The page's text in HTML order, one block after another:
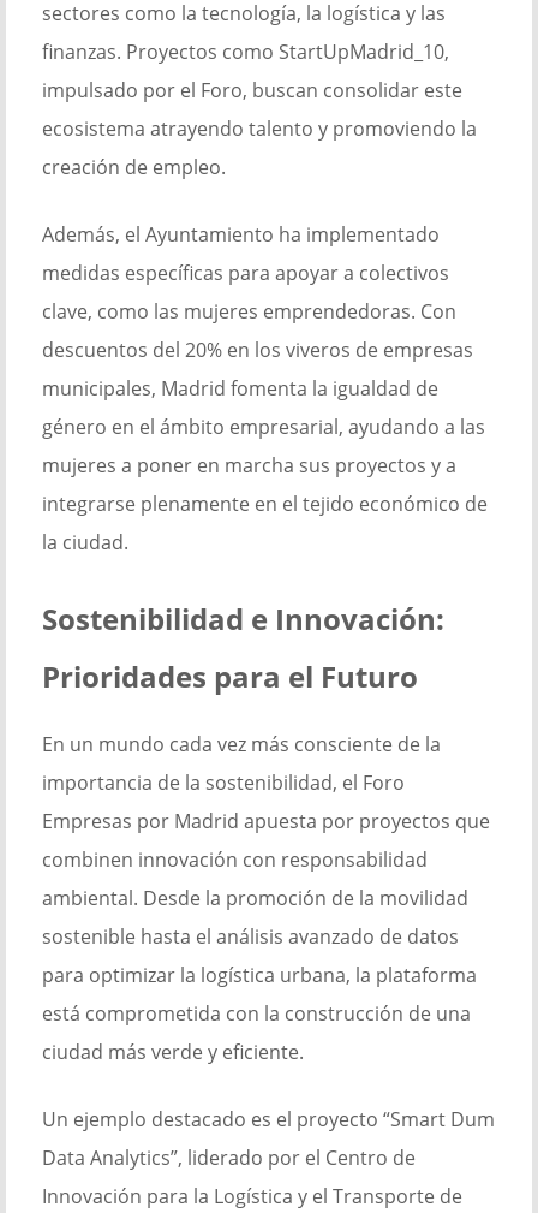
sectores como la tecnología, la logística y las
finanzas. Proyectos como StartUpMadrid_10,
impulsado por el Foro, buscan consolidar este
ecosistema atrayendo talento y promoviendo la
creación de empleo.
Además, el Ayuntamiento ha implementado
medidas específicas para apoyar a colectivos
clave, como las mujeres emprendedoras. Con
descuentos del 20% en los viveros de empresas
municipales, Madrid fomenta la igualdad de
género en el ámbito empresarial, ayudando a las
mujeres a poner en marcha sus proyectos y a
integrarse plenamente en el tejido económico de
la ciudad.
Sostenibilidad e Innovación:
Prioridades para el Futuro
En un mundo cada vez más consciente de la
importancia de la sostenibilidad, el Foro
Empresas por Madrid apuesta por proyectos que
combinen innovación con responsabilidad
ambiental. Desde la promoción de la movilidad
sostenible hasta el análisis avanzado de datos
para optimizar la logística urbana, la plataforma
está comprometida con la construcción de una
ciudad más verde y eficiente.
Un ejemplo destacado es el proyecto “Smart Dum
Data Analytics”, liderado por el Centro de
Innovación para la Logística y el Transporte de